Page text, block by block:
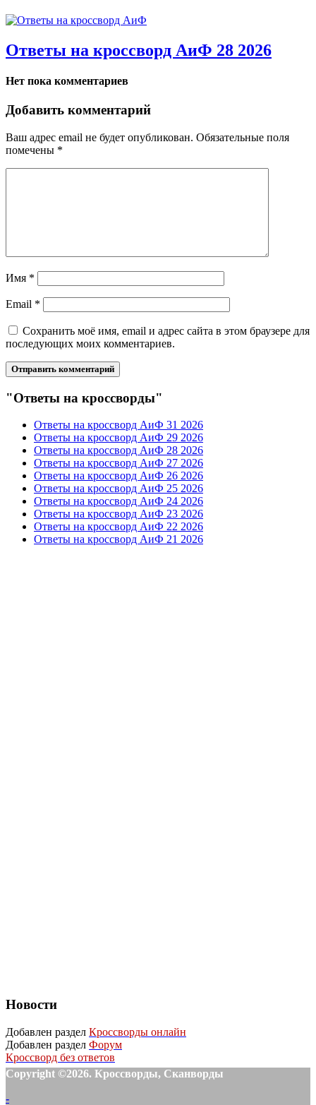
Ответы на кроссворд АиФ 28 2026
Нет пока комментариев
Добавить комментарий
Ваш адрес email не будет опубликован. Обязательные поля
помечены *
Имя *
Email *
Сохранить моё имя, email и адрес сайта в этом браузере для
последующих моих комментариев.
"Ответы на кроссворды"
Ответы на кроссворд АиФ 31 2026
Ответы на кроссворд АиФ 29 2026
Ответы на кроссворд АиФ 28 2026
Ответы на кроссворд АиФ 27 2026
Ответы на кроссворд АиФ 26 2026
Ответы на кроссворд АиФ 25 2026
Ответы на кроссворд АиФ 24 2026
Ответы на кроссворд АиФ 23 2026
Ответы на кроссворд АиФ 22 2026
Ответы на кроссворд АиФ 21 2026
Новости
Добавлен раздел Кроссворды онлайн
Добавлен раздел Форум
Кроссворд без ответов
Copyright ©2026. Кроссворды, Сканворды
-